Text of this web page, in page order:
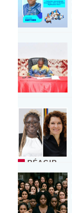
RÉAGIR